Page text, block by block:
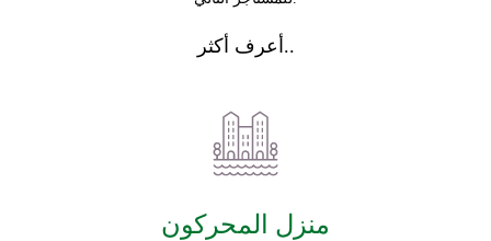
أعرف أكثر..
منزل المحركون